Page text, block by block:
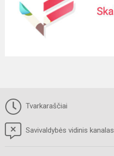
Tvarkaraščiai
Savivaldybės vidinis kanalas